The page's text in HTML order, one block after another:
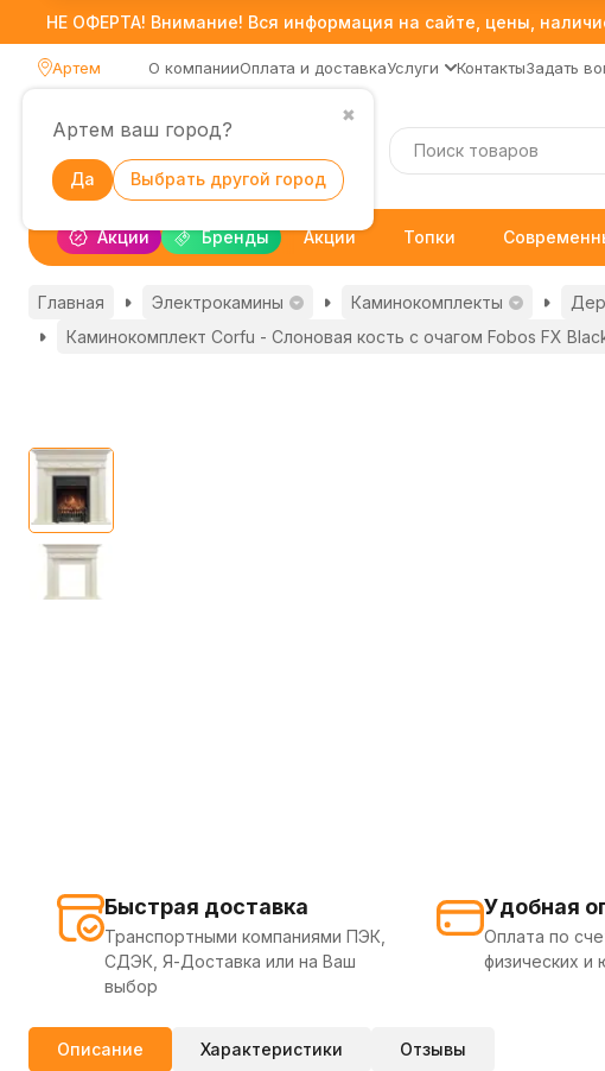
НЕ ОФЕРТА! Внимание! Вся информация на сайте, цены,
Артем
✖
Артем ваш город?
Да Выбрать другой город
О компанииОплата и доставкаУслуги КонтактыЗадать
Акции Бренды Акции Топки
Главная Электрокамины Каминокомплекты
Каминокомплект Corfu - Слоновая кость с очагом Fobos FX
Быстрая доставка
Транспортными компаниями ПЭК,
СДЭК, Я-Доставка или на Ваш
выбор
Удобная
Оплата по
физических и
Описание Характеристики Отзывы